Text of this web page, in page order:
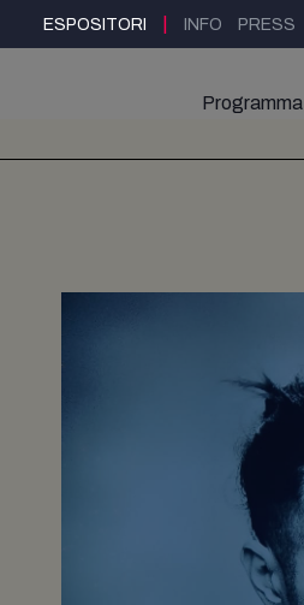
ESPOSITORI INFO PRESS
Programma